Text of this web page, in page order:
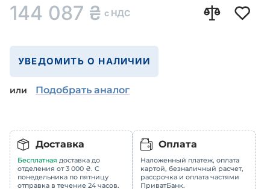
144 087 ₴ с НДС
УВЕДОМИТЬ О НАЛИЧИИ
или Подобрать аналог
Доставка
Бесплатная доставка до
отделения от 3 000 ₴. С
понедельника по пятницу
отправка в течение 24 часов.
Оплата
Наложенный платеж, оплата
картой, безналичный расчет,
рассрочка и оплата частями
ПриватБанк.